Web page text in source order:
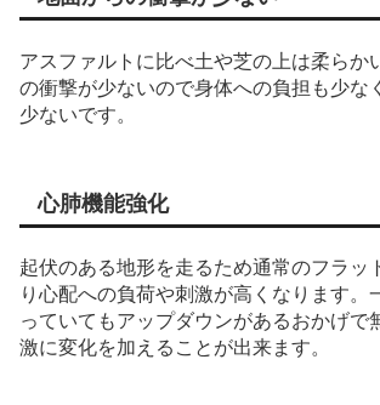
アスファルトに比べ土や芝の上は柔らか
の衝撃が少ないので身体への負担も少な
少ないです。
心肺機能強化
起伏のある地形を走るため通常のフラッ
り心配への負荷や刺激が高くなります。
っていてもアップダウンがあるおかげで
激に変化を加えることが出来ます。